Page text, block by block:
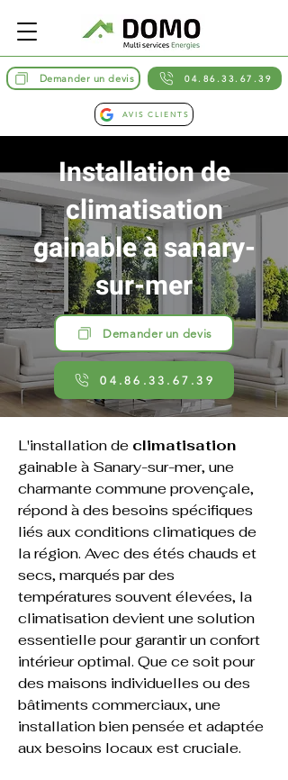
Demander un devis 04.86.33.67.39
AVIS CLIENTS
Installation de
climatisation
gainable à sanary-
sur-mer
Demander un devis
04.86.33.67.39
L'installation de climatisation
gainable à Sanary-sur-mer, une
charmante commune provençale,
répond à des besoins spécifiques
liés aux conditions climatiques de
la région. Avec des étés chauds et
secs, marqués par des
températures souvent élevées, la
climatisation devient une solution
essentielle pour garantir un confort
intérieur optimal. Que ce soit pour
des maisons individuelles ou des
bâtiments commerciaux, une
installation bien pensée et adaptée
aux besoins locaux est cruciale.